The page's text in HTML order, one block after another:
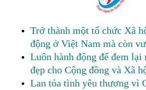
Trở thành một tổ chức Xã
động ở Việt Nam mà còn
Luôn hành động để đem
đẹp cho Cộng đồng và Xã
Lan tỏa tình yêu thương vì